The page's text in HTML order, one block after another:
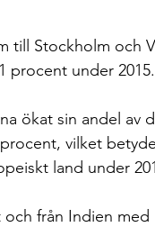
till Stockholm och
procent under 2015.
ökat sin andel av
vilket
land under
från Indien med